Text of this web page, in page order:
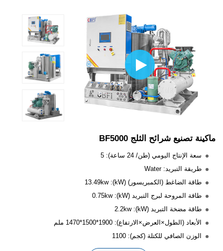
ماكينة تصنيع شرائح الثلج BF5000
سعة الإنتاج اليومي (طن/ 24 ساعة): 5
طريقة التبريد: Water
طاقة الضاغط (الكمبريسور) (kW): 13.49kw
طاقة المروحة لبرج التبريد (kW): 0.75kw
طاقة مضخة التبريد (kW): 2.2kw
الأبعاد (الطول×العرض×الارتفاع): 1900*1500*1470 ملم
الوزن الصافي للكتلة (كجم): 1100